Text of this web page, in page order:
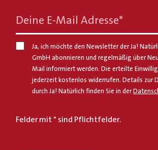
Deine E-Mail Adresse*
Ja, ich möchte den Newsletter der Ja!
GmbH abonnieren und regelmäßig über
Mail informiert werden. Die erteilte
jederzeit kostenlos widerrufen. Details zur
durch Ja! Natürlich finden Sie in der
Felder mit * sind Pflichtfelder.